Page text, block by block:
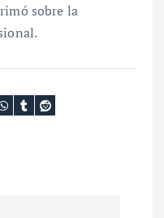
sobre la